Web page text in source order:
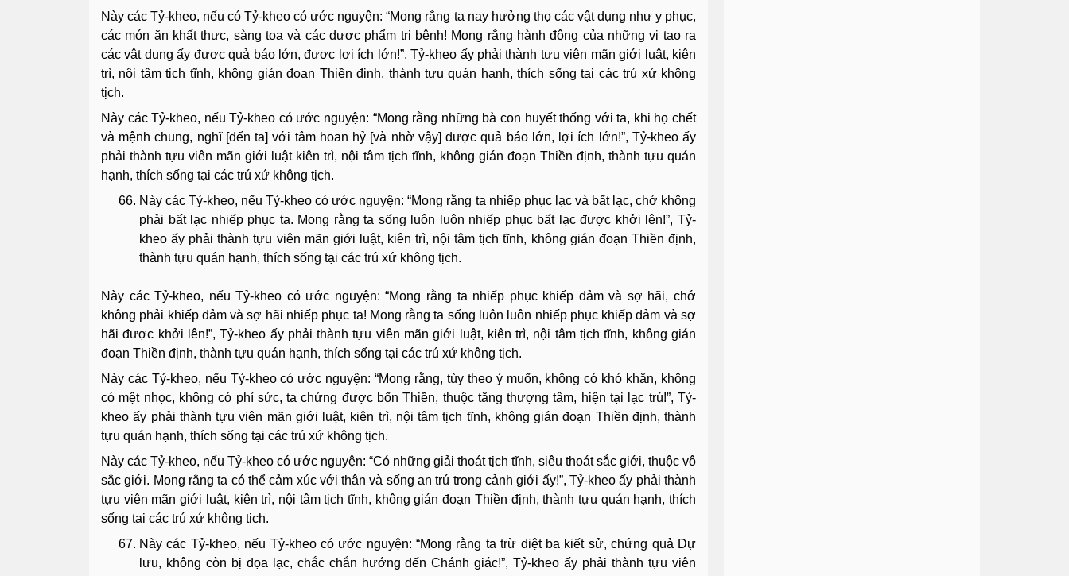
Này các Tỷ-kheo, nếu có Tỷ-kheo có ước nguyện: “Mong rằng ta nay hưởng thọ các vật dụng như y phục,
các món ăn khất thực, sàng tọa và các dược phẩm trị bệnh! Mong rằng hành động của những vị tạo ra
các vật dụng ấy được quả báo lớn, được lợi ích lớn!”, Tỷ-kheo ấy phải thành tựu viên mãn giới luật, kiên
trì, nội tâm tịch tĩnh, không gián đoạn Thiền định, thành tựu quán hạnh, thích sống tại các trú xứ không
tịch.
Này các Tỷ-kheo, nếu Tỷ-kheo có ước nguyện: “Mong rằng những bà con huyết thống với ta, khi họ chết
và mệnh chung, nghĩ [đến ta] với tâm hoan hỷ [và nhờ vậy] được quả báo lớn, lợi ích lớn!”, Tỷ-kheo ấy
phải thành tựu viên mãn giới luật kiên trì, nội tâm tịch tĩnh, không gián đoạn Thiền định, thành tựu quán
hạnh, thích sống tại các trú xứ không tịch.
Này các Tỷ-kheo, nếu Tỷ-kheo có ước nguyện: “Mong rằng ta nhiếp phục lạc và bất lạc, chớ không
phải bất lạc nhiếp phục ta. Mong rằng ta sống luôn luôn nhiếp phục bất lạc được khởi lên!”, Tỷ-
kheo ấy phải thành tựu viên mãn giới luật, kiên trì, nội tâm tịch tĩnh, không gián đoạn Thiền định,
thành tựu quán hạnh, thích sống tại các trú xứ không tịch.
Này các Tỷ-kheo, nếu Tỷ-kheo có ước nguyện: “Mong rằng ta nhiếp phục khiếp đảm và sợ hãi, chớ
không phải khiếp đảm và sợ hãi nhiếp phục ta! Mong rằng ta sống luôn luôn nhiếp phục khiếp đảm và sợ
hãi được khởi lên!”, Tỷ-kheo ấy phải thành tựu viên mãn giới luật, kiên trì, nội tâm tịch tĩnh, không gián
đoạn Thiền định, thành tựu quán hạnh, thích sống tại các trú xứ không tịch.
Này các Tỷ-kheo, nếu Tỷ-kheo có ước nguyện: “Mong rằng, tùy theo ý muốn, không có khó khăn, không
có mệt nhọc, không có phí sức, ta chứng được bốn Thiền, thuộc tăng thượng tâm, hiện tại lạc trú!”, Tỷ-
kheo ấy phải thành tựu viên mãn giới luật, kiên trì, nội tâm tịch tĩnh, không gián đoạn Thiền định, thành
tựu quán hạnh, thích sống tại các trú xứ không tịch.
Này các Tỷ-kheo, nếu Tỷ-kheo có ước nguyện: “Có những giải thoát tịch tĩnh, siêu thoát sắc giới, thuộc vô
sắc giới. Mong rằng ta có thể cảm xúc với thân và sống an trú trong cảnh giới ấy!”, Tỷ-kheo ấy phải thành
tựu viên mãn giới luật, kiên trì, nội tâm tịch tĩnh, không gián đoạn Thiền định, thành tựu quán hạnh, thích
sống tại các trú xứ không tịch.
Này các Tỷ-kheo, nếu Tỷ-kheo có ước nguyện: “Mong rằng ta trừ diệt ba kiết sử, chứng quả Dự
lưu, không còn bị đọa lạc, chắc chắn hướng đến Chánh giác!”, Tỷ-kheo ấy phải thành tựu viên